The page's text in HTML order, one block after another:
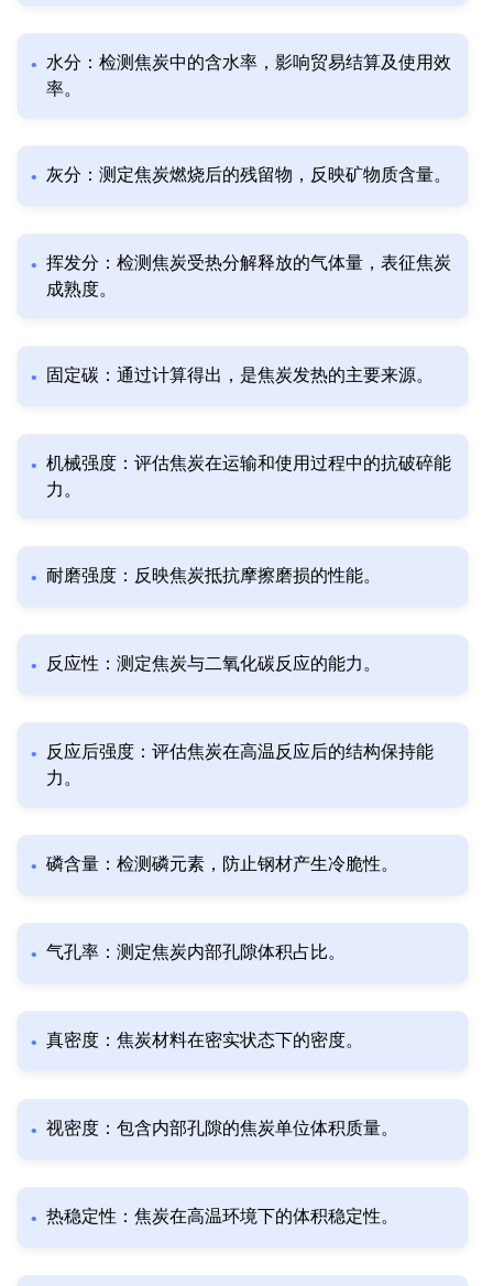
水分：检测焦炭中的含水率，影响贸易结算及使用效
率。
灰分：测定焦炭燃烧后的残留物，反映矿物质含量。
挥发分：检测焦炭受热分解释放的气体量，表征焦炭
成熟度。
固定碳：通过计算得出，是焦炭发热的主要来源。
机械强度：评估焦炭在运输和使用过程中的抗破碎能
力。
耐磨强度：反映焦炭抵抗摩擦磨损的性能。
反应性：测定焦炭与二氧化碳反应的能力。
反应后强度：评估焦炭在高温反应后的结构保持能
力。
磷含量：检测磷元素，防止钢材产生冷脆性。
气孔率：测定焦炭内部孔隙体积占比。
真密度：焦炭材料在密实状态下的密度。
视密度：包含内部孔隙的焦炭单位体积质量。
热稳定性：焦炭在高温环境下的体积稳定性。